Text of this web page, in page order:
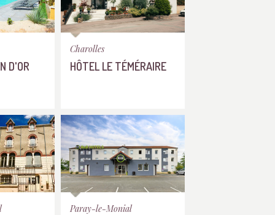
D'OR
Charolles
HÔTEL LE TÉMÉRAIRE
Paray-le-Monial